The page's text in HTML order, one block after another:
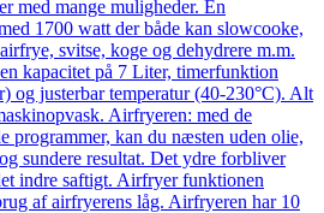
med mange muligheder. En
1700 watt der både kan slowcooke,
svitse, koge og dehydrere m.m.
kapacitet på 7 Liter, timerfunktion
og justerbar temperatur (40-230°C). Alt
Airfryeren: med de
programmer, kan du næsten uden olie,
sundere resultat. Det ydre forbliver
indre saftigt. Airfryer funktionen
af airfryerens låg. Airfryeren har 10